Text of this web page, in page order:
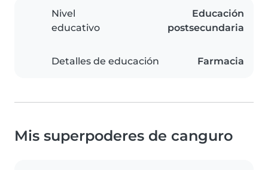
Nivel
educativo
Educación
postsecundaria
Detalles de educación Farmacia
Mis superpoderes de canguro